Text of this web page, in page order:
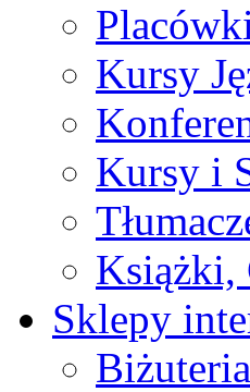
Kursy
Kursy i
Książki,
Sklepy
Biżuteria